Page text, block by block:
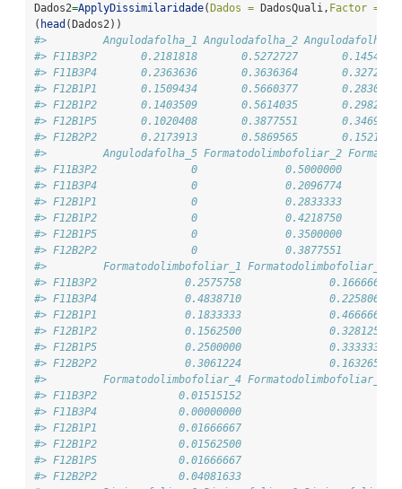
Dados2=ApplyDissimilaridade( Dados = DadosQuali, Factor =
( head (Dados2))
#>         Angulodafolha_1 Angulodafolha_2 Angulodafolha_3
#> F11B3P2       0.2181818       0.5272727
#> F11B3P4       0.2363636       0.3636364
#> F12B1P1       0.1509434       0.5660377
#> F12B1P2       0.1403509       0.5614035
#> F12B1P5       0.1020408       0.3877551
#> F12B2P2       0.2173913       0.5869565
#>         Angulodafolha_5 Formatodolimbofoliar_2
#> F11B3P2               0              0.5000000
#> F11B3P4               0              0.2096774
#> F12B1P1               0              0.2833333
#> F12B1P2               0              0.4218750
#> F12B1P5               0              0.3500000
#> F12B2P2               0              0.3877551
#>         Formatodolimbofoliar_1 Formatodolimbofoliar_3
#> F11B3P2              0.2575758              0.1666667
#> F11B3P4              0.4838710              0.2258065
#> F12B1P1              0.1833333              0.4666667
#> F12B1P2              0.1562500              0.3281250
#> F12B1P5              0.2500000              0.3333333
#> F12B2P2              0.3061224              0.1632653
#>         Formatodolimbofoliar_4 Formatodolimbofoliar_7
#> F11B3P2             0.01515152                      0
#> F11B3P4             0.00000000                      0
#> F12B1P1             0.01666667                      0
#> F12B1P2             0.01562500                      0
#> F12B1P5             0.01666667                      0
#> F12B2P2             0.04081633                      0